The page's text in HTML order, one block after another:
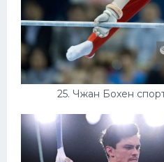
25. Чжан Бохен